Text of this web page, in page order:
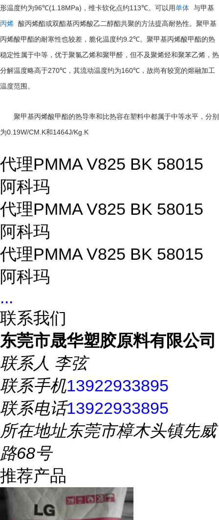
形温度约为96℃(1.18MPa) ，维卡软化点约113℃。可以用单体 与甲基
丙烯 酸丙烯酯或双酯基丙烯酸乙二醇酯共聚的方法提高耐热性。聚甲基
丙烯酸甲酯的耐寒性也较差，脆化温度约9.2℃。聚甲基丙烯酸甲酯的热
稳定性属于中等，优于聚氯乙烯和聚甲醛，但不及聚烯烃和聚苯乙烯，热
分解温度略高于270℃ ，其流动温度约为160℃ ，故尚有较宽的熔融加工
温度范围。
聚甲基丙烯酸甲酯的热导率和比热容在塑料中都属于中等水平，分别
为0.19W/CM.K和 1464J/Kg.K
代理PMMA V825 BK 58015
阿科玛
代理PMMA V825 BK 58015
阿科玛
代理PMMA V825 BK 58015
阿科玛
...
联系我们
东莞市晟华塑胶原料有限公司
联系人 李弦
联系手机13922933895
联系电话13922933895
所在地址东莞市樟木头镇先威
路68号
推荐产品